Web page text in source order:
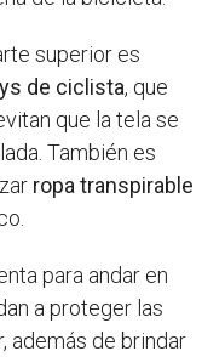
superior es
de ciclista, que
que la tela se
También es
ropa transpirable
para andar en
a proteger las
además de brindar